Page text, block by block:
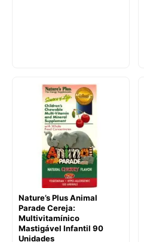
Nature’s Plus Animal
Parade Cereja:
Multivitamínico
Mastigável Infantil 90
Unidades